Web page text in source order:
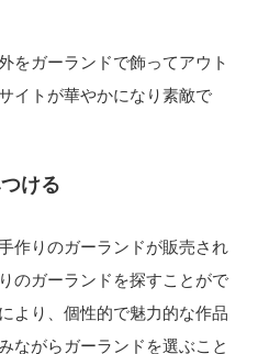
をガーランドで飾ってアウト
イトが華やかになり素敵で
ける
作りのガーランドが販売され
のガーランドを探すことがで
より、個性的で魅力的な作品
ながらガーランドを選ぶこと